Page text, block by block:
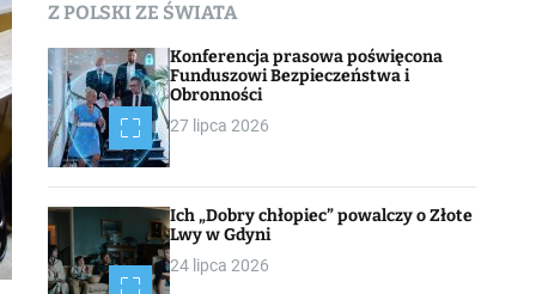
Z POLSKI ZE ŚWIATA
Konferencja prasowa poświęcona
Funduszowi Bezpieczeństwa i
Obronności
27 lipca 2026
Ich „Dobry chłopiec” powalczy o Złote
Lwy w Gdyni
24 lipca 2026